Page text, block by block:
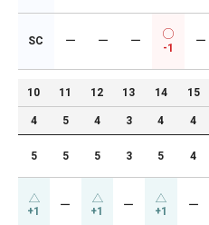
SC ー ー ー
-1
ー
10 11 12 13 14 15
4 5 4 3 4 4
5 5 5 3 5 4
+1 ー +1 ー +1 ー